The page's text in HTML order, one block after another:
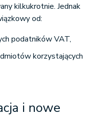
kilkukrotnie. Jednak
od:
podatników VAT,
korzystających
i nowe